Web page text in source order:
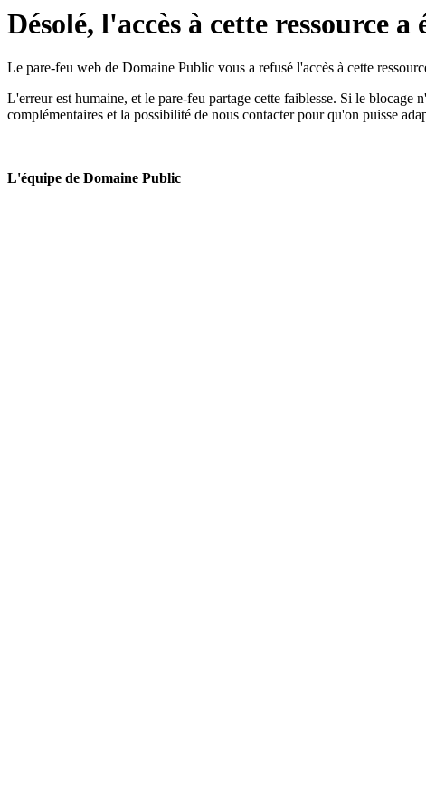
Désolé, l'accès à cette ressource a
Le pare-feu web de Domaine Public vous a refusé l'accès à cette
L'erreur est humaine, et le pare-feu partage cette faiblesse. Si le blocage
complémentaires et la possibilité de nous contacter pour qu'on puisse
L'équipe de Domaine Public